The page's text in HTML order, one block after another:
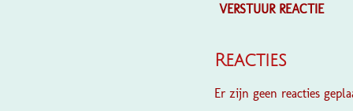
VERSTUUR REACTIE
Reacties
Er zijn geen reacties